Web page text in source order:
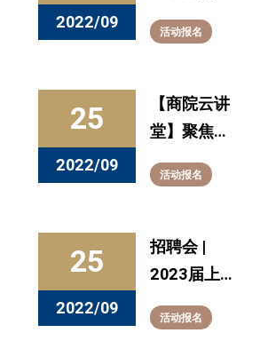
2022/09
工智能时代
下的艺术商
晚8点与专
家相约直播
活动报名
25
2022/09
【商院云讲
堂】聚焦人
工智能时代
下的艺术商
月29日与专
家相约直播
活动报名
25
2022/09
招聘会 |
2023届上
海高校毕业
生金融专场
活动报名